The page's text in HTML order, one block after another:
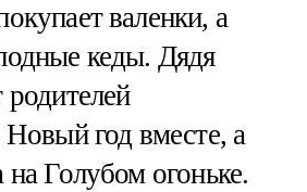
валенки, а
кеды. Дядя
Новый год вместе, а
Голубом огоньке.